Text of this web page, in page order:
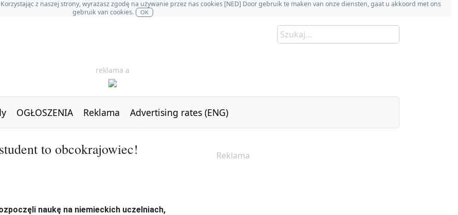
z naszej strony, wyrażasz zgodę na używanie przez nas cookies [NED] Door gebruik te maken van onze diensten, gaat u akkoord met ons
gebruik van cookies.
OK
reklama a
OGŁOSZENIA Reklama Advertising rates (ENG)
to obcokrajowiec!
naukę na niemieckich uczelniach,
Reklama